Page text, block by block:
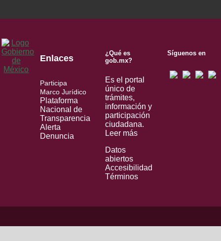
Enlaces
Participa
Marco Jurídico
Plataforma
Nacional de
Transparencia
Alerta
Denuncia
¿Qué es
gob.mx?
Es el portal
único de
trámites,
información y
participación
ciudadana.
Leer más
Datos
abiertos
Accesibilidad
Términos
Síguenos en